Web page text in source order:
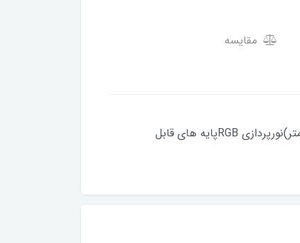
مقایسه
سازنده : Twisted Mindsطرح رومیزی با بافت فیبر کربن دارای قلاب هدفون، جای لیوان، پد ماوس (80*30*0.2 سانتی متر)نورپردازی RGBپایه های قابل